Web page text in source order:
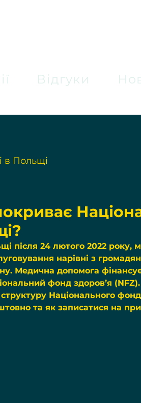
Відгуки
в Польщі
після 24 лютого 2022 року,
нарівні з
Медична допомога
фонд здоров’я
Національного
та як записатися на